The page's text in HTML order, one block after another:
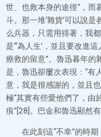
世、也救本身的途徑”，而
斗。那一堆‘雜貨’可以說
么兵器，只需用得著，我
是“‘為人生’，並且要改進
療救的留意”。魯迅暮年的
是，魯迅卻屢次表現：“有
意，我是很感謝的，並且
極“其實有些愛他們了，由
痕”[28]。巴金和魯迅顯然
在此刻這“不幸”的時